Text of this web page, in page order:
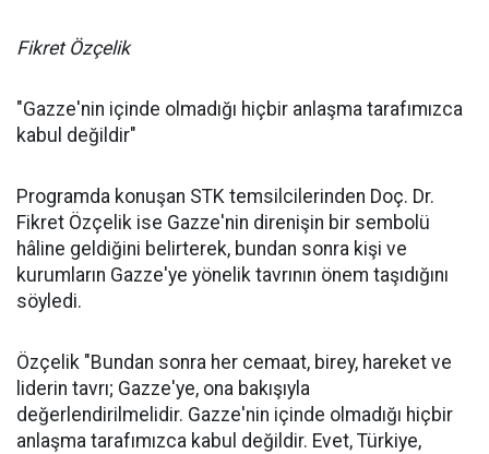
Fikret Özçelik
"Gazze'nin içinde olmadığı hiçbir anlaşma tarafımızca
kabul değildir"
Programda konuşan STK temsilcilerinden Doç. Dr.
Fikret Özçelik ise Gazze'nin direnişin bir sembolü
hâline geldiğini belirterek, bundan sonra kişi ve
kurumların Gazze'ye yönelik tavrının önem taşıdığını
söyledi.
Özçelik "Bundan sonra her cemaat, birey, hareket ve
liderin tavrı; Gazze'ye, ona bakışıyla
değerlendirilmelidir. Gazze'nin içinde olmadığı hiçbir
anlaşma tarafımızca kabul değildir. Evet, Türkiye,